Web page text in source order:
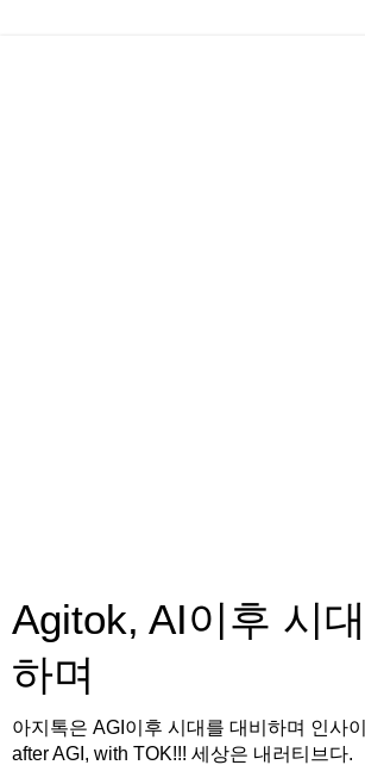
Agitok, AI이후 시
하며
아지톡은 AGI이후 시대를 대비하며 인사
after AGI, with TOK!!! 세상은 내러티브다.